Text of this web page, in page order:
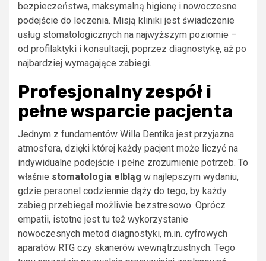
bezpieczeństwa, maksymalną higienę i nowoczesne
podejście do leczenia. Misją kliniki jest świadczenie
usług stomatologicznych na najwyższym poziomie –
od profilaktyki i konsultacji, poprzez diagnostykę, aż po
najbardziej wymagające zabiegi.
Profesjonalny zespół i
pełne wsparcie pacjenta
Jednym z fundamentów Willa Dentika jest przyjazna
atmosfera, dzięki której każdy pacjent może liczyć na
indywidualne podejście i pełne zrozumienie potrzeb. To
właśnie stomatologia elbląg w najlepszym wydaniu,
gdzie personel codziennie dąży do tego, by każdy
zabieg przebiegał możliwie bezstresowo. Oprócz
empatii, istotne jest tu też wykorzystanie
nowoczesnych metod diagnostyki, m.in. cyfrowych
aparatów RTG czy skanerów wewnątrzustnych. Tego